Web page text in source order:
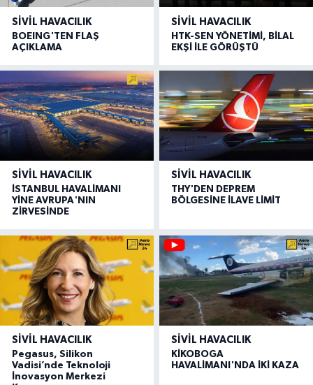
SIVIL HAVACILIK
BOEING'TEN FLAŞ
AÇIKLAMA
SIVIL HAVACILIK
HTK-SEN YÖNETİMİ, BİLAL
EKŞİ İLE GÖRÜŞTÜ
SIVIL HAVACILIK
İSTANBUL HAVALİMANI
YİNE AVRUPA'NIN
ZİRVESİNDE
SIVIL HAVACILIK
THY'DEN DEPREM
BÖLGESİNE İLAVE LİMİT
SIVIL HAVACILIK
Pegasus, Silikon
Vadisi’nde Teknoloji
İnovasyon Merkezi
SIVIL HAVACILIK
KİKOBOGA
HAVALİMANI'NDA İKİ KAZA